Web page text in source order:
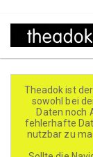
Direkt
Theadok ist
sowohl bei
Daten noch
fehlerhafte
nutzbar zu